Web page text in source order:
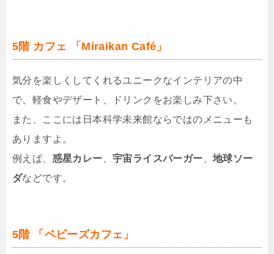
5階 カフェ 「Miraikan Café」
気分を楽しくしてくれるユニークなインテリアの中
で、軽食やデザート、ドリンクをお楽しみ下さい。
また、ここには日本科学未来館ならではのメニューも
ありますよ。
例えば、 惑星カレー 、宇宙ライスバーガー 、地球ソー
ダなどです。
5階 「ベビーズカフェ」